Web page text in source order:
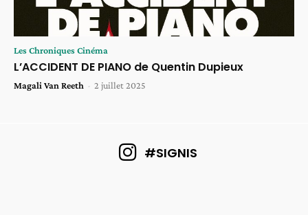
Les Chroniques Cinéma
L’ACCIDENT DE PIANO de Quentin Dupieux
Magali Van Reeth - 2 juillet 2025
#SIGNIS